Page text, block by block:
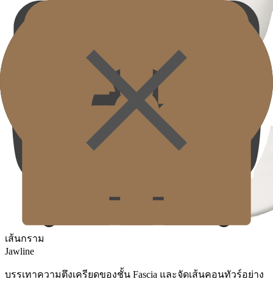
เส้นกราม
Jawline
บรรเทาความตึงเครียดของชั้น Fascia และจัดเส้นคอนทัวร์อย่าง